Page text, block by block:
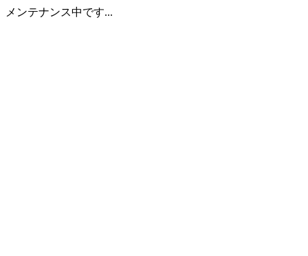
メンテナンス中です...